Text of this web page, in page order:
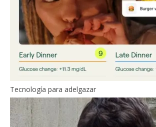
Tecnología para adelgazar